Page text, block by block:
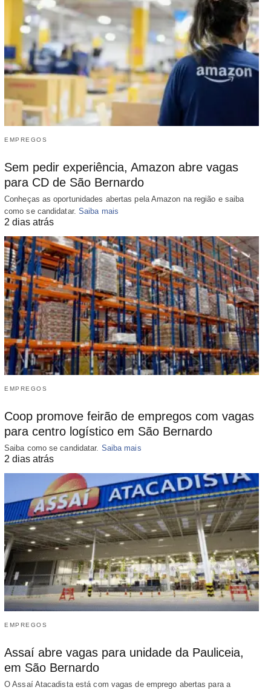
EMPREGOS
Sem pedir experiência, Amazon abre vagas
para CD de São Bernardo
Conheças as oportunidades abertas pela Amazon na região e saiba
como se candidatar. Saiba mais
2 dias atrás
EMPREGOS
Coop promove feirão de empregos com vagas
para centro logístico em São Bernardo
Saiba como se candidatar. Saiba mais
2 dias atrás
EMPREGOS
Assaí abre vagas para unidade da Pauliceia,
em São Bernardo
O Assaí Atacadista está com vagas de emprego abertas para a